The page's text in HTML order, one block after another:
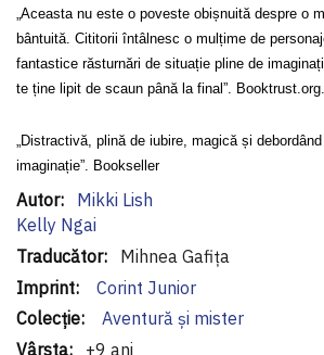
„Aceasta nu este o poveste obișnuită despre o
bântuită. Cititorii întâlnesc o mulțime de
fantastice răsturnări de situație pline de
te ține lipit de scaun până la final”.
„Distractivă, plină de iubire, magică și
imaginație”. Bookseller
Informaţii
suplimentare
Mikki Lish
Kelly Ngai
Mihnea Gafița
Corint Junior
Aventură și mister
+9 ani